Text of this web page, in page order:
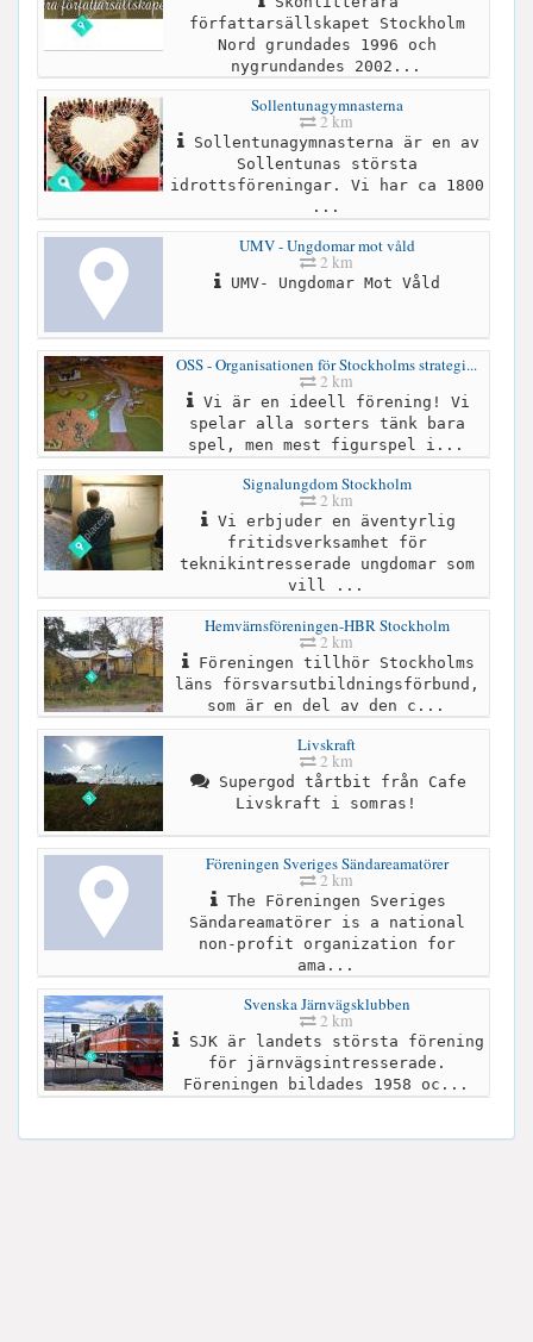
författarsällskapet Stockholm
Nord grundades 1996 och
nygrundandes 2002...
Sollentunagymnasterna
2 km
Sollentunagymnasterna är en av
Sollentunas största
idrottsföreningar. Vi har ca 1800
...
UMV - Ungdomar mot våld
2 km
UMV- Ungdomar Mot Våld
OSS - Organisationen för Stockholms strategi...
2 km
Vi är en ideell förening! Vi
spelar alla sorters tänk bara
spel, men mest figurspel i...
Signalungdom Stockholm
2 km
Vi erbjuder en äventyrlig
fritidsverksamhet för
teknikintresserade ungdomar som
vill ...
Hemvärnsföreningen-HBR Stockholm
2 km
Föreningen tillhör Stockholms
läns försvarsutbildningsförbund,
som är en del av den c...
Livskraft
2 km
Supergod tårtbit från Cafe
Livskraft i somras!
Föreningen Sveriges Sändareamatörer
2 km
The Föreningen Sveriges
Sändareamatörer is a national
non-profit organization for
ama...
Svenska Järnvägsklubben
2 km
SJK är landets största förening
för järnvägsintresserade.
Föreningen bildades 1958 oc...